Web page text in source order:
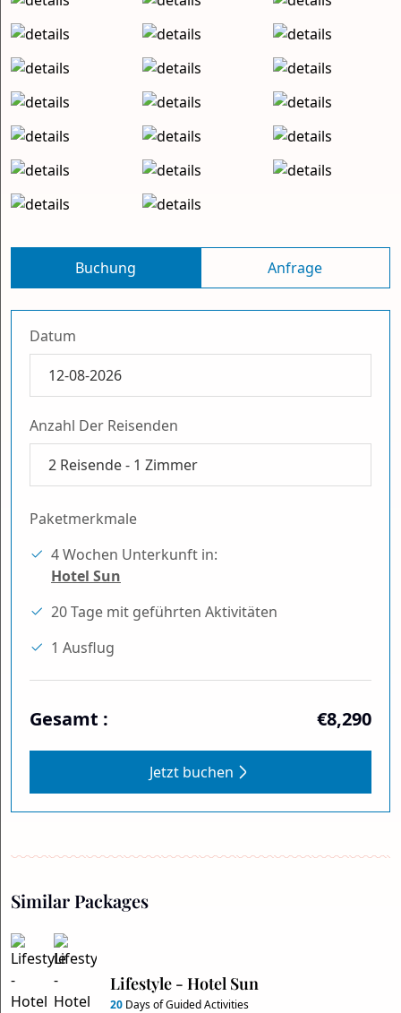
Buchung Anfrage
Datum
Anzahl Der Reisenden
2
Reisende - 1 Zimmer
Paketmerkmale
4 Wochen Unterkunft in:
Hotel Sun
20 Tage mit geführten Aktivitäten
1 Ausflug
Gesamt : €8,290
Jetzt buchen
Similar Packages
Lifestyle - Hotel Sun
20 Days of Guided Activities